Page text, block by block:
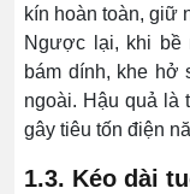
kín hoàn toàn, giữ
Ngược lại, khi bề
bám dính, khe hở
ngoài. Hậu quả là
gây tiêu tốn điện
1.3. Kéo dài